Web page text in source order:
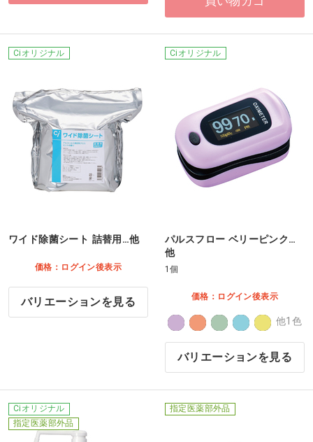
Ciオリジナル
ワイド除菌シート 詰替用…他
価格：ログイン後表示
バリエーションを見る
Ciオリジナル
パルスフロー ベリーピンク…
他
1個
価格：ログイン後表示
他1色
バリエーションを見る
Ciオリジナル
指定医薬部外品
指定医薬部外品